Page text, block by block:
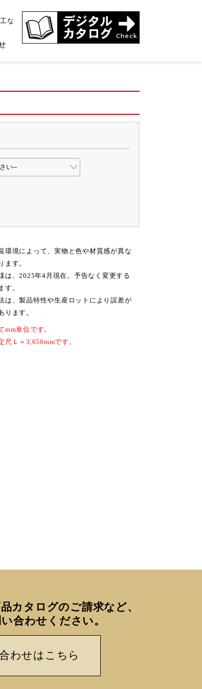
な
環境によって、実物と色や材質感が異な
ます。
は、2025年4月現在。予告なく変更する
す。
は、製品特性や生産ロットにより誤差が
ります。
単位です。
Ｌ＝3,650mmです。
カタログのご請求など、
合わせください。
わせはこちら